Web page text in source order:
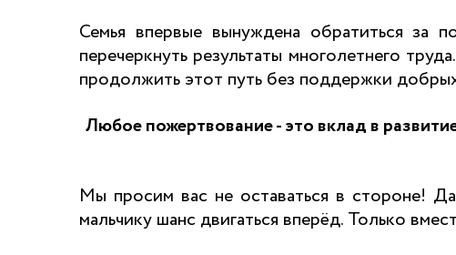
Семья впервые вынуждена обратиться за
перечеркнуть результаты многолетнего
продолжить этот путь без поддержки
Любоепожертвование-это вклад в
Мы просим вас не оставаться в стороне!
мальчику шанс двигаться вперёд. Только